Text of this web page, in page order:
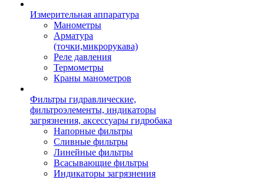
Измерительная аппаратура
Манометры
Арматура
(точки,микрорукава)
Реле давления
Термометры
Краны манометров
Фильтры гидравлические,
фильтроэлементы, индикаторы
загрязнения, аксессуары гидробака
Напорные фильтры
Сливные фильтры
Линейные фильтры
Всасывающие фильтры
Индикаторы загрязнения